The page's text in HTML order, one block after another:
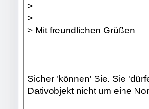
>
>
> Mit freundlichen Grüßen
Sicher 'können' Sie. Sie
Dativobjekt nicht um eine